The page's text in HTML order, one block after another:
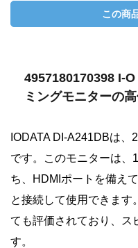
4957180170398 I-
ミングモニターの
IODATA DI-A241DBは、
です。このモニターは
ち、HDMIポートを備え
と接続して使用できます
ても評価されており、ス
す。